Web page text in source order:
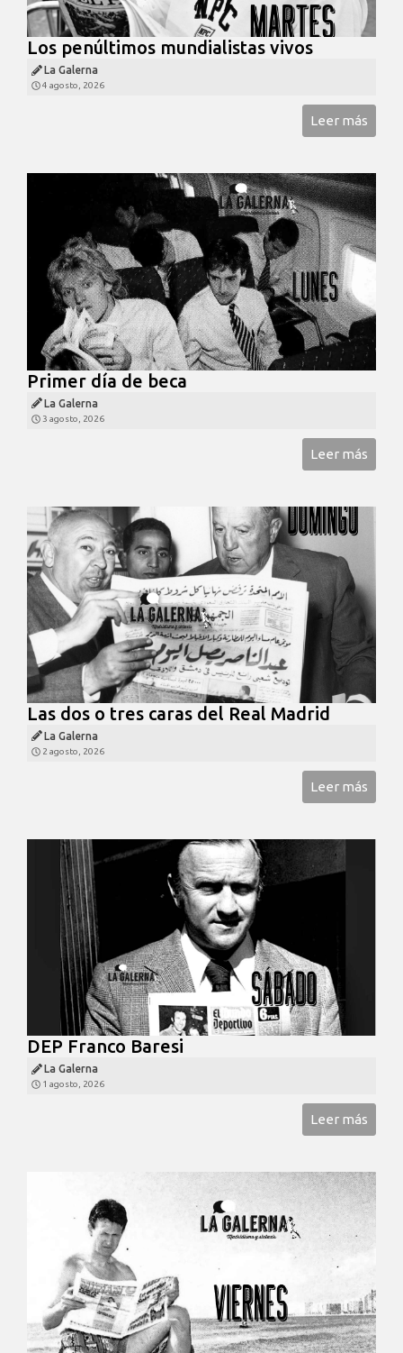
Los penúltimos mundialistas vivos
La Galerna
4 agosto, 2026
Leer más
Primer día de beca
La Galerna
3 agosto, 2026
Leer más
Las dos o tres caras del Real Madrid
La Galerna
2 agosto, 2026
Leer más
DEP Franco Baresi
La Galerna
1 agosto, 2026
Leer más